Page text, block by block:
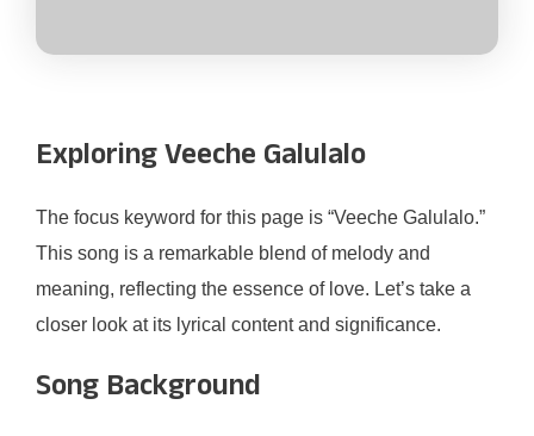
Exploring Veeche Galulalo
The focus keyword for this page is “Veeche Galulalo.”
This song is a remarkable blend of melody and
meaning, reflecting the essence of love. Let’s take a
closer look at its lyrical content and significance.
Song Background